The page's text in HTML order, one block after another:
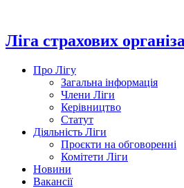
вмісту
Ліга страхових
Про Лігу
Загальна інформація
Члени Ліги
Керівництво
Статут
Діяльність Ліги
Проєкти на обговоренні
Комітети Ліги
Новини
Вакансії